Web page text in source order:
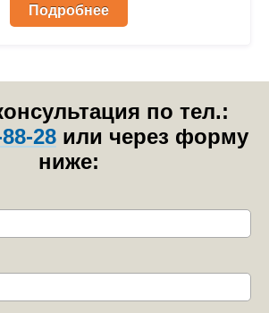
Подробнее
по тел.:
28 или через форму
ниже: